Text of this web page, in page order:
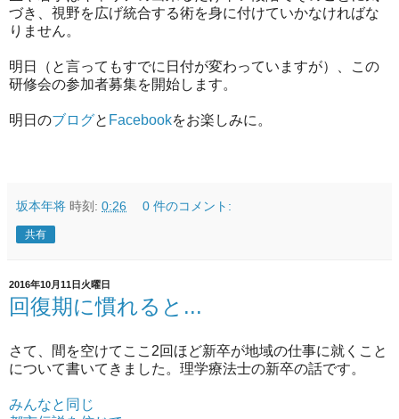
づき、視野を広げ統合する術を身に付けていかなければな
りません。
明日（と言ってもすでに日付が変わっていますが）、この
研修会の参加者募集を開始します。
明日のブログと Facebookをお楽しみに。
坂本年将 時刻: 0:26 0 件のコメント:
共有
2016年10月11日火曜日
回復期に慣れると...
さて、間を空けてここ2回ほど新卒が地域の仕事に就くこと
について書いてきました。理学療法士の新卒の話です。
みんなと同じ